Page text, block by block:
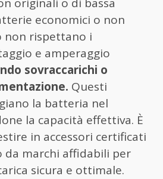
originali o di bassa
economici o non
non rispettano i
e amperaggio
sovraccarichi o
Questi
la batteria nel
la capacità effettiva. È
in accessori certificati
marchi affidabili per
sicura e ottimale.